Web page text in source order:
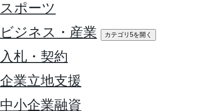
スポーツ
ビジネス・産業
カテゴリ5を開く
入札・契約
企業立地支援
中小企業融資